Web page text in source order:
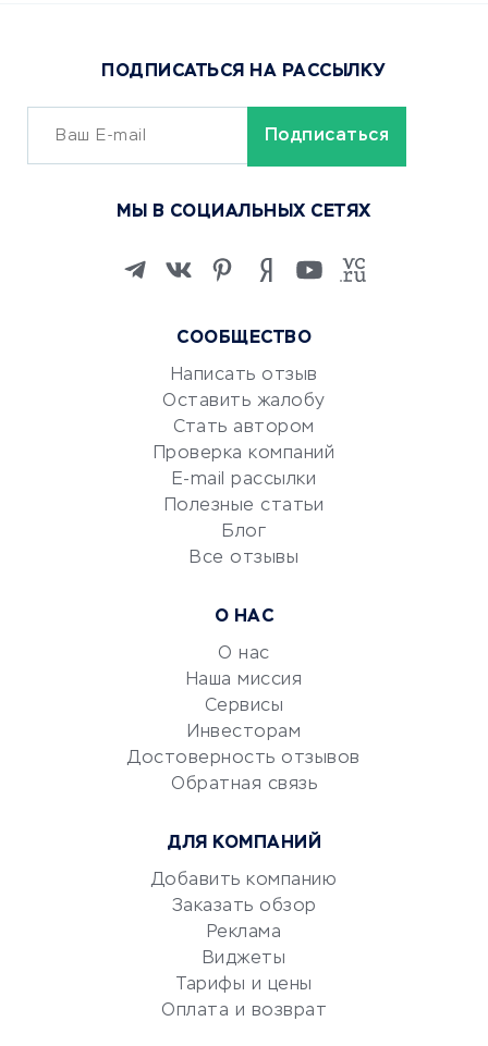
Сервисы доставки
ОБУЧЕНИЕ И РАБОТА
Изучение иностранных
Маркетинг и продажи
Репетиторство
Красота и здоровье
Сервисы по поиску работы
Сетевой маркетинг
УСЛУГИ ДЛЯ БИЗНЕСА
документооборот
Юридические компании
Аудиторские компании
Бухгалтерия онлайн
СООБЩЕСТВО
Написать отзыв
Оставить жалобу
Стать автором
Проверка компаний
E-mail рассылки
Полезные статьи
Блог
Все отзывы
О НАС
О нас
Наша миссия
Сервисы
Инвесторам
Достоверность отзывов
Обратная связь
ДЛЯ КОМПАНИЙ
Добавить компанию
Заказать обзор
Реклама
Виджеты
Тарифы и цены
Оплата и возврат
ПОДПИСАТЬСЯ НА РАССЫЛКУ
МЫ В СОЦИАЛЬНЫХ СЕТЯХ